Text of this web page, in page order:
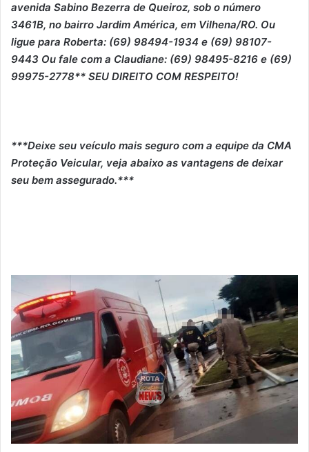
avenida Sabino Bezerra de Queiroz, sob o número
3461B, no bairro Jardim América, em Vilhena/RO. Ou
ligue para Roberta: (69) 98494-1934 e (69) 98107-
9443 Ou fale com a Claudiane: (69) 98495-8216 e (69)
99975-2778** SEU DIREITO COM RESPEITO!
***Deixe seu veículo mais seguro com a equipe da CMA
Proteção Veicular, veja abaixo as vantagens de deixar
seu bem assegurado.***